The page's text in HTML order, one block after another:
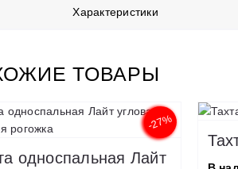
Характеристики
ТОВАРЫ
-27%
односпальная Лайт